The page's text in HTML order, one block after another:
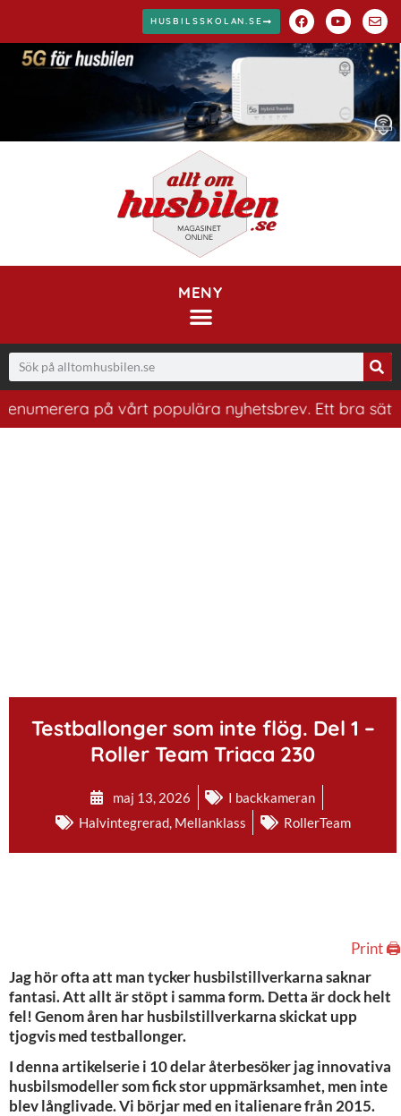
HUSBILSSKOLAN.SE
MENY
på vårt populära nyhetsbrev. Ett bra sätt att
Testballonger som inte flög. Del 1 –
Roller Team Triaca 230
maj 13, 2026
I backkameran
Halvintegrerad, Mellanklass RollerTeam
Print 🖨
Jag hör ofta att man tycker husbilstillverkarna saknar
fantasi. Att allt är stöpt i samma form. Detta är dock helt
fel! Genom åren har husbilstillverkarna skickat upp
tjogvis med testballonger.
I denna artikelserie i 10 delar återbesöker jag innovativa
husbilsmodeller som fick stor uppmärksamhet, men inte
blev långlivade. Vi börjar med en italienare från 2015.